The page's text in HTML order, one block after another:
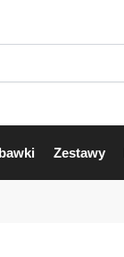
Zestawy